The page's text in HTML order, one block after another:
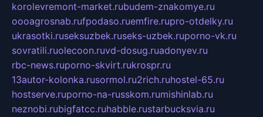
korolevremont-market.rubudem-znakomye.ru
oooagrosnab.rufpodaso.ruemfire.rupro-otdelky.ru
ukrasotki.ruseksuzbek.ruseks-uzbek.ruporno-vk.ru
sovratili.ruolecoon.ruvd-dosug.ruadonyev.ru
rbc-news.ruporno-skvirt.rukrospr.ru
13autor-kolonka.rusormol.ru2rich.ruhostel-65.ru
hostserve.ruporno-na-russkom.rumishinlab.ru
neznobi.rubigfatcc.ruhabble.rustarbucksvia.ru